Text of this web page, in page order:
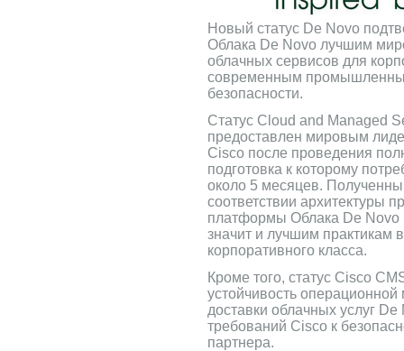
Новый статус De Novo
Облака De Novo лучшим
облачных сервисов для
современным
безопасности.
Статус Cloud and Managed
предоставлен мировым
Cisco после проведения
подготовка к которому
около 5 месяцев.
соответствии архитектуры
платформы Облака De
значит и лучшим практикам
корпоративного класса.
Кроме того, статус Cisco
устойчивость
доставки облачных услуг
требований Cisco к
партнера.